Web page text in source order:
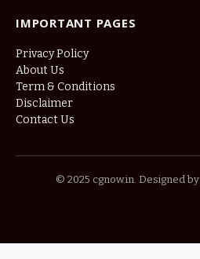
IMPORTANT PAGES
Privacy Policy
About Us
Term & Conditions
Disclaimer
Contact Us
© 2025 cgnow.in. Designed by